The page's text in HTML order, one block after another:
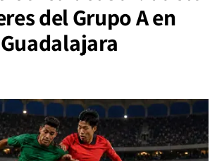
del Grupo A en
Guadalajara